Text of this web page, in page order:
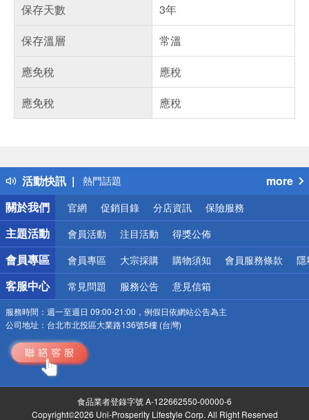
保存天數
3年
保存溫層
常溫
應免稅
應稅
應免稅
應稅
活動快訊
得獎公告
熱門話題
銀行優惠
偏遠地區配送
詐騙網頁！請小心！
more
關於我們
官網 促銷目錄 分店資訊 保險服務
主題活動 會員活動 注目活動 得獎公佈
會員專區 會員專區 大宗採購 購物須知 會員服務條款 隱
客服中心 常見問題 服務公告 意見信箱
服務時間： 週一至週日 09:00-21:00，例假日依網站公告為主
公司地址： 台北市北投區大業路136號5樓 (台灣)
食品業者登錄字號 A-122662550-00000-6
Copyright©2026 Uni-Prosperity Lifestyle Corp. All Right Reserved